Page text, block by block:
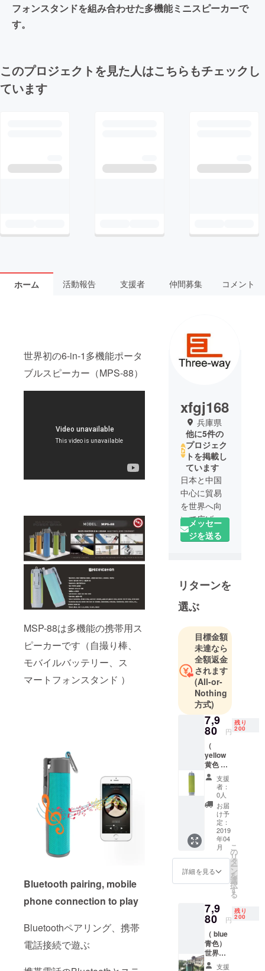
フォンスタンドを組み合わせた多機能ミニスピーカーで
す。
このプロジェクトを見た人はこちらもチェックし
ています
ホーム 活動報告 支援者 仲間募集 コメント
世界初の6-in-1多機能ポータ
ブルスピーカー（MPS-88）
MSP-88は多機能の携帯用ス
ピーカーです（自撮り棒、
モバイルバッテリー、ス
マートフォンスタンド ）
Bluetooth pairing, mobile
phone connection to play
Bluetoothペアリング、携帯
電話接続で遊ぶ
xfgj168
兵庫県
他に5件の
プロジェク
トを掲載し
ています
日本と中国
中心に貿易
を世界へ向
いて広げ
る、基本理
念に基づい
をもって全
案・提供す
互の社会に
貢献してま
いります。
お客様を尊
重し、適切
な価格と最
適なサービ
きるよう心
掛けてまい
ります。
日本には海
外の人々が
高く評価す
る素晴らし
い製品や商
材を全世界
に提案・提
また海外か
ら品質の高
い商品を日
本に紹介す
る大きな役
メッセー
ジを送る
リターンを
選ぶ
目標金額
未達なら
全額返金
されます
(All-or-
Nothing
方式)
7,9
80 円
残り
200
（
yellow
黄色 ）
世界初
の6-in-1
多機能
ポータ
ブルス
ピー
カー
（MPS-
88）黄
色1個
支援
者：
0人
お届
け予
定：
2019
年04
月
詳細を見る
こ
の
リ
タ
ー
ン
を
選
択
す
る
7,9
80 円
残り
200
（ blue
青色）
世界初
の6-in-1
支援